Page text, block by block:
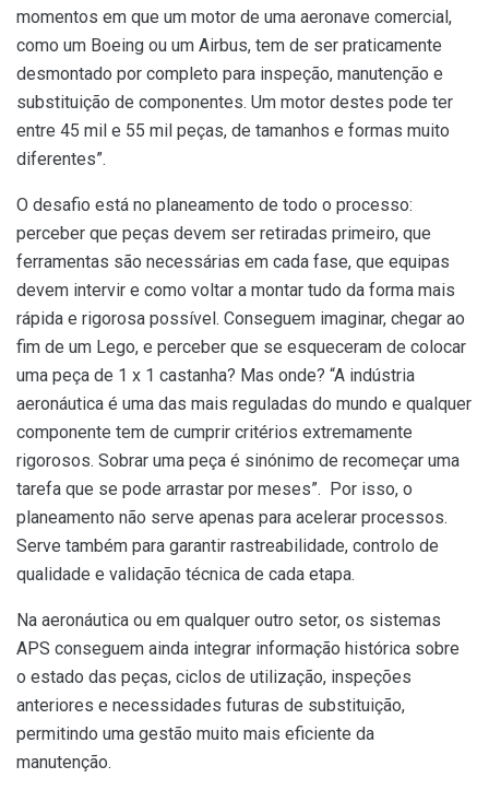
momentos em que um motor de uma aeronave comercial,
como um Boeing ou um Airbus, tem de ser praticamente
desmontado por completo para inspeção, manutenção e
substituição de componentes. Um motor destes pode ter
entre 45 mil e 55 mil peças, de tamanhos e formas muito
diferentes”.
O desafio está no planeamento de todo o processo:
perceber que peças devem ser retiradas primeiro, que
ferramentas são necessárias em cada fase, que equipas
devem intervir e como voltar a montar tudo da forma mais
rápida e rigorosa possível. Conseguem imaginar, chegar ao
fim de um Lego, e perceber que se esqueceram de colocar
uma peça de 1 x 1 castanha? Mas onde? “A indústria
aeronáutica é uma das mais reguladas do mundo e qualquer
componente tem de cumprir critérios extremamente
rigorosos. Sobrar uma peça é sinónimo de recomeçar uma
tarefa que se pode arrastar por meses”. Por isso, o
planeamento não serve apenas para acelerar processos.
Serve também para garantir rastreabilidade, controlo de
qualidade e validação técnica de cada etapa.
Na aeronáutica ou em qualquer outro setor, os sistemas
APS conseguem ainda integrar informação histórica sobre
o estado das peças, ciclos de utilização, inspeções
anteriores e necessidades futuras de substituição,
permitindo uma gestão muito mais eficiente da
manutenção.